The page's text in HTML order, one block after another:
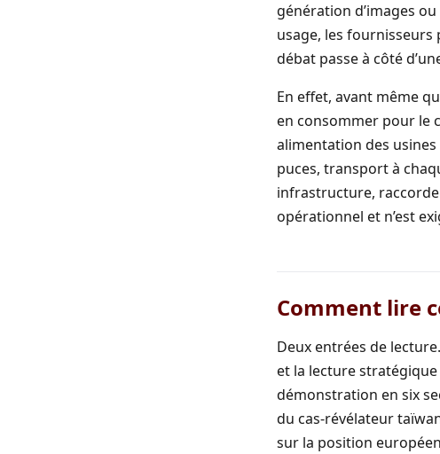
génération d’images
usage, les fournisseurs
débat passe à côté
En effet, avant même
en consommer pour le
alimentation des
puces, transport à
infrastructure,
opérationnel et n’est
Comment lire
Deux entrées de
et la lecture
démonstration en six
du cas-révélateur
sur la position